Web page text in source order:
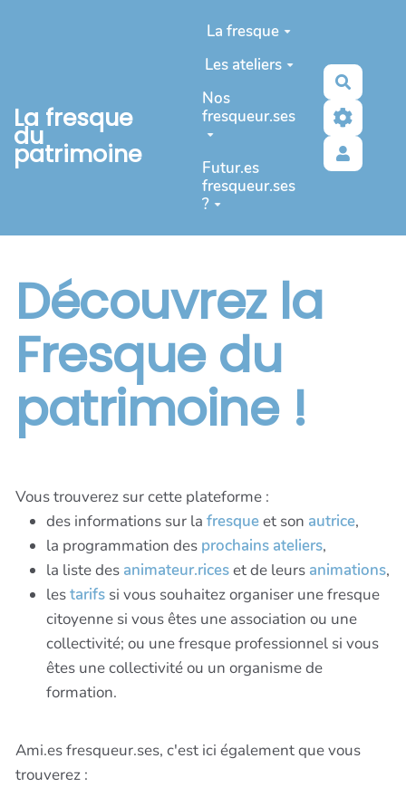
La fresque
du
patrimoine
La fresque
Les ateliers
Nos
fresqueur.ses
Futur.es
fresqueur.ses
?
Découvrez la
Fresque du
patrimoine !
Vous trouverez sur cette plateforme :
des informations sur la fresqueet son autrice,
la programmation des prochains ateliers,
la liste des animateur.riceset de leurs animations,
lestarifs si vous souhaitez organiser une fresque
citoyenne si vous êtes une association ou une
collectivité; ou une fresque professionnel si vous
êtes une collectivité ou un organisme de
formation.
Ami.es fresqueur.ses, c'est ici également que vous
trouverez :